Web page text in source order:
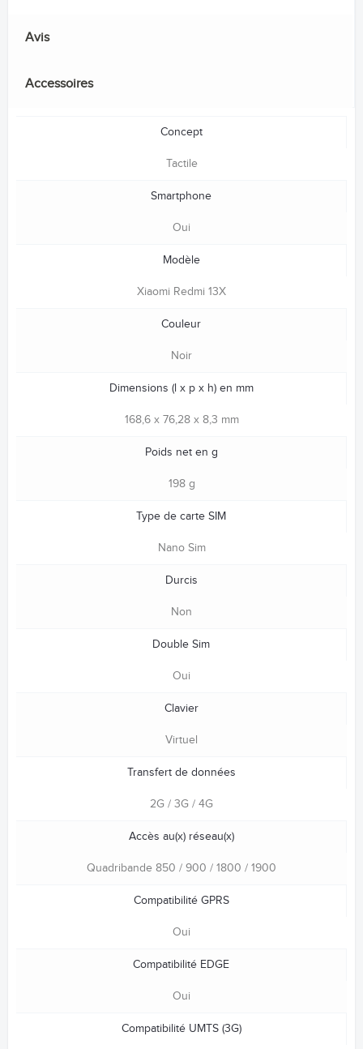
Avis
Accessoires
Concept
Tactile
Smartphone
Oui
Modèle
Xiaomi Redmi 13X
Couleur
Noir
Dimensions (l x p x h) en mm
168,6 x 76,28 x 8,3 mm
Poids net en g
198 g
Type de carte SIM
Nano Sim
Durcis
Non
Double Sim
Oui
Clavier
Virtuel
Transfert de données
2G / 3G / 4G
Accès au(x) réseau(x)
Quadribande 850 / 900 / 1800 / 1900
Compatibilité GPRS
Oui
Compatibilité EDGE
Oui
Compatibilité UMTS (3G)